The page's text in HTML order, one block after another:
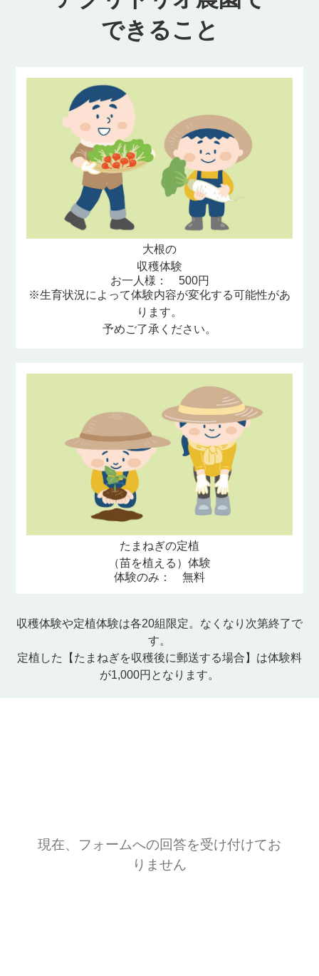
できること
大根の
収穫体験
お一人様： 500円
※生育状況によって体験内容が変化する可能性があ
ります。
予めご了承ください。
たまねぎの定植
（苗を植える）体験
体験のみ： 無料
収穫体験や定植体験は各20組限定。なくなり次第終了で
す。
定植した【たまねぎを収穫後に郵送する場合】は体験料
が1,000円となります。